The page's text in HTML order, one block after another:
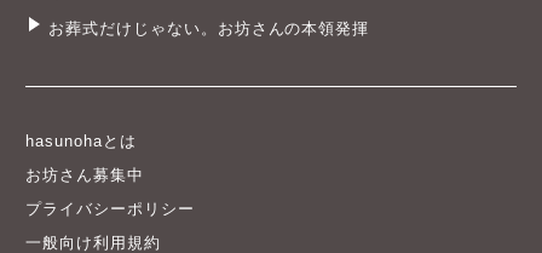
お葬式だけじゃない。お坊さんの本領発揮
hasunohaとは
お坊さん募集中
プライバシーポリシー
一般向け利用規約